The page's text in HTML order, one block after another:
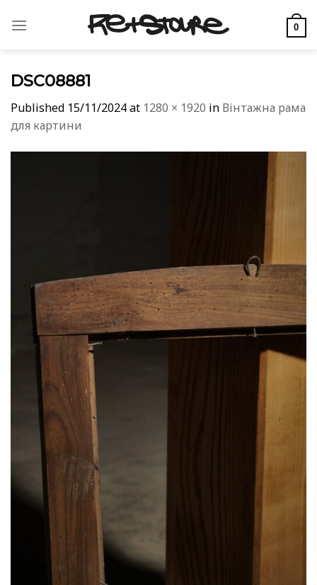
0
DSC08881
Published 15/11/2024at 1280 × 1920 in Вінтажна рама
для картини